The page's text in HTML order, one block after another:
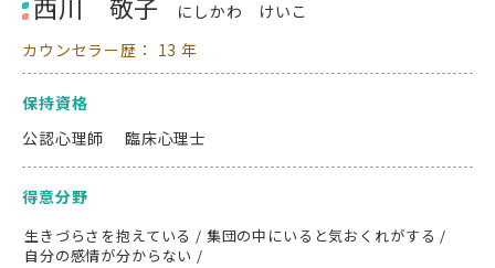
にしかわ けいこ
カウンセラー歴： 13 年
保持資格
公認心理師 臨床心理士
得意分野
生きづらさを抱えている / 集団の中にいると気おくれがする /
自分の感情が分からない /